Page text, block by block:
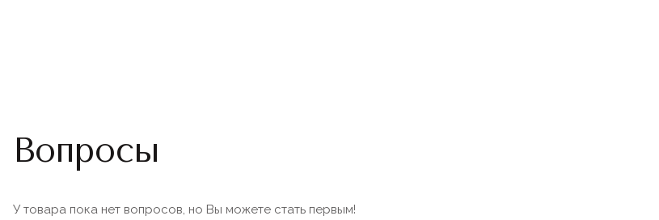
Вопросы
У товара пока нет вопросов, но Вы можете стать первым!